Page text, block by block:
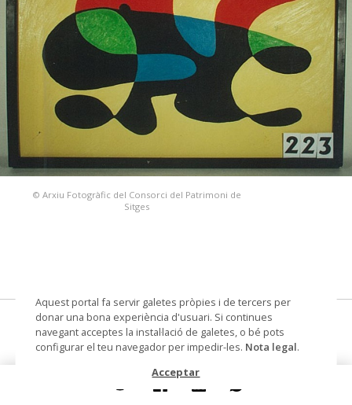
© Arxiu Fotogràfic del Consorci del Patrimoni de
Sitges
Marina
pintura sobre tela
Aquest portal fa servir galetes pròpies i de tercers per
donar una bona experiència d'usuari. Si continues
navegant acceptes la instal·lació de galetes, o bé pots
configurar el teu navegador per impedir-les. Nota legal.
Acceptar